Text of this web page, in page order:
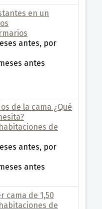
en un
antes, por
antes
de la cama ¿Qué
de
antes, por
antes
cama de 1,50
de